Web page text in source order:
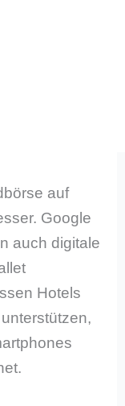
auf
Google
auch digitale
Hotels